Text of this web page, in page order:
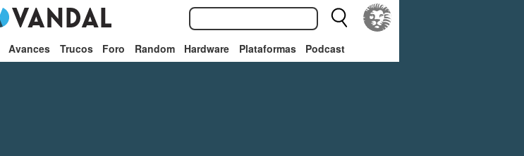
Avances Trucos Foro Random Hardware Plataformas Podcast